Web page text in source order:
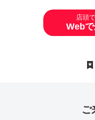
店頭
Web
ご